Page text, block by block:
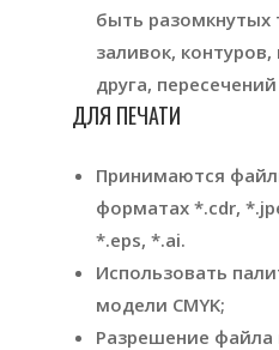
быть разомкнутых
заливок,
друга,
ДЛЯ ПЕЧАТИ
Принимаются
форматах *.cdr,
*.eps, *.ai.
Использовать
модели CMYK;
Разрешение файла